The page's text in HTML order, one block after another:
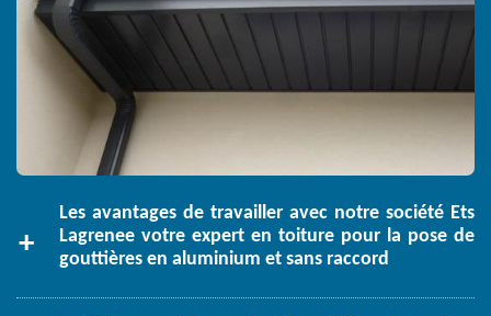
Les avantages de travailler avec notre société Ets
Lagrenee votre expert en toiture pour la pose de
gouttières en aluminium et sans raccord